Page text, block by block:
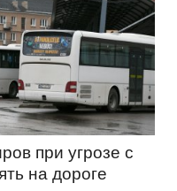
при угрозе с
на дороге